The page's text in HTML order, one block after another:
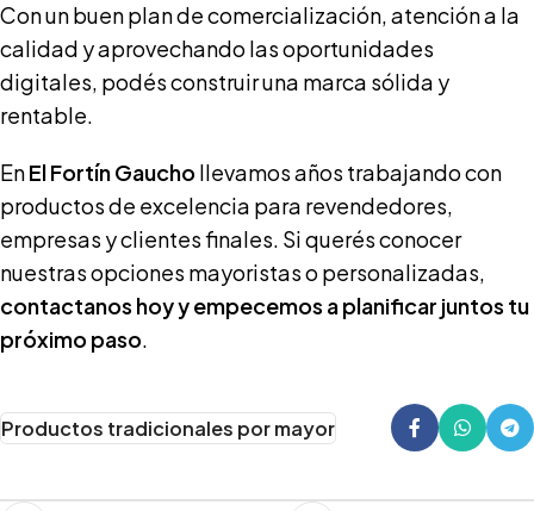
Con un buen plan de comercialización, atención a la
calidad y aprovechando las oportunidades
digitales, podés construir una marca sólida y
rentable.
EnEl Fortín Gaucho llevamos años trabajando con
productos de excelencia para revendedores,
empresas y clientes finales. Si querés conocer
nuestras opciones mayoristas o personalizadas,
contactanos hoy y empecemos a planificar juntos tu
próximo paso.
Productos tradicionales por mayor